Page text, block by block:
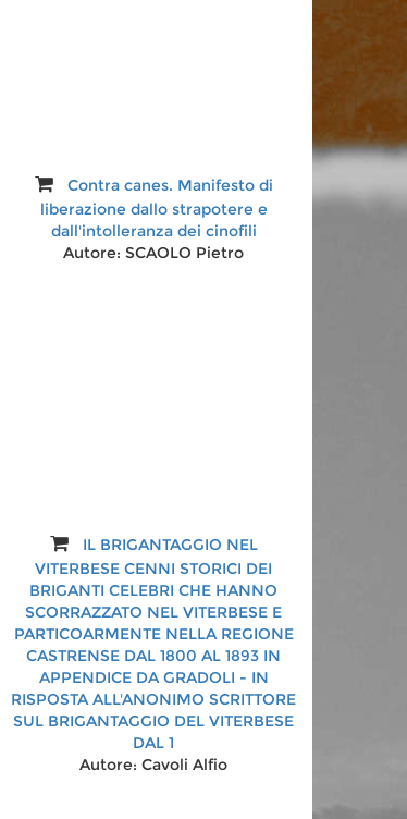
Contra canes. Manifesto di
liberazione dallo strapotere e
dall'intolleranza dei cinofili
Autore: SCAOLO Pietro
IL BRIGANTAGGIO NEL
VITERBESE CENNI STORICI DEI
BRIGANTI CELEBRI CHE HANNO
SCORRAZZATO NEL VITERBESE E
PARTICOARMENTE NELLA REGIONE
CASTRENSE DAL 1800 AL 1893 IN
APPENDICE DA GRADOLI - IN
RISPOSTA ALL'ANONIMO SCRITTORE
SUL BRIGANTAGGIO DEL VITERBESE
DAL 1
Autore: Cavoli Alfio